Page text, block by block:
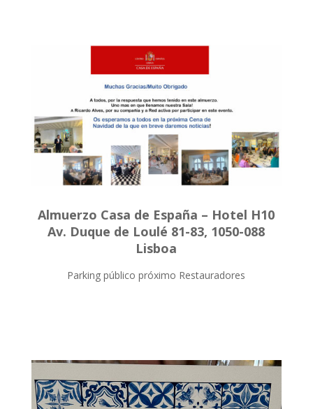
Almuerzo Casa de España – Hotel H10
Av. Duque de Loulé 81-83, 1050-088
Lisboa
Parking público próximo Restauradores